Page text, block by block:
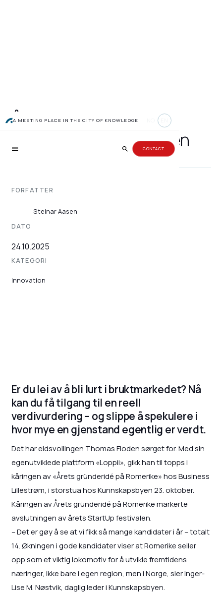
A MEETING PLACE IN THE CITY OF KNOWLEDGE
CONTACT
Årets gründeridé: Nå
slipper du å gjette prisen
FORFATTER
Steinar Aasen
DATO
24.10.2025
KATEGORI
Innovation
Er du lei av å bli lurt i bruktmarkedet? Nå
kan du få tilgang til en reell
verdivurdering – og slippe å spekulere i
hvor mye en gjenstand egentlig er verdt.
Det har eidsvollingen Thomas Floden sørget for. Med sin
egenutviklede plattform «Loppii», gikk han til topps i
kåringen av «Årets gründeridé på Romerike» hos Business
Lillestrøm, i storstua hos Kunnskapsbyen 23. oktober.
Kåringen av Årets gründeridé på Romerike markerte
avslutningen av årets StartUp festivalen.
– Det er gøy å se at vi fikk så mange kandidater i år – totalt
14. Økningen i gode kandidater viser at Romerike seiler
opp som et viktig lokomotiv for å utvikle fremtidens
næringer, ikke bare i egen region, men i Norge, sier Inger-
Lise M. Nøstvik, daglig leder i Kunnskapsbyen.